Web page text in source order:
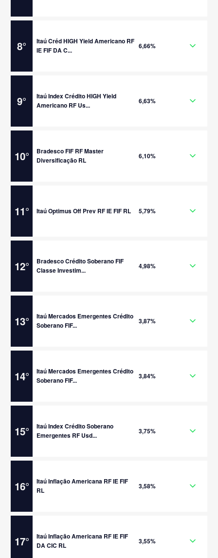
8°
Itaú Créd HIGH Yield Americano RF
IE FIF DA C...
6,66%
9°
Itaú Index Crédito HIGH Yield
Americano RF Us...
6,63%
10°
Bradesco FIF RF Master
Diversificação RL
6,10%
11° Itaú Optimus Off Prev RF IE FIF RL 5,79%
12°
Bradesco Crédito Soberano FIF
Classe Investim...
4,98%
13°
Itaú Mercados Emergentes Crédito
Soberano FIF...
3,87%
14°
Itaú Mercados Emergentes Crédito
Soberano FIF...
3,84%
15°
Itaú Index Crédito Soberano
Emergentes RF Usd...
3,75%
16°
Itaú Inflação Americana RF IE FIF
RL
3,58%
17°
Itaú Inflação Americana RF IE FIF
DA CIC RL
3,55%